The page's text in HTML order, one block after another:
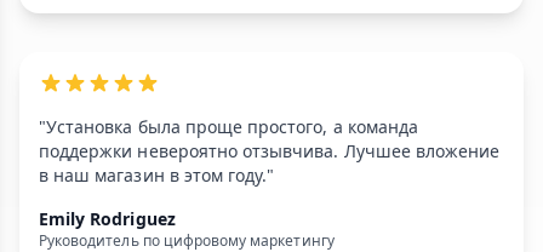
"Установка была проще простого, а команда
поддержки невероятно отзывчива. Лучшее вложение
в наш магазин в этом году."
Emily Rodriguez
Руководитель по цифровому маркетингу